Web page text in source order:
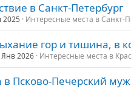
в Санкт-Петербург
Интересные места в Санкт-
гор и тишина, в
Янв 2026 Интересные места в
в Псково-Печерский